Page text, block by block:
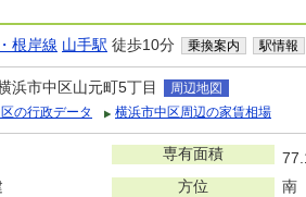
根岸線 山手駅 徒歩10分 乗換案内 駅情報
浜市中区山元町5丁目
周辺地図
の行政データ
横浜市中区周辺の家賃相場
専有面積
方位
南